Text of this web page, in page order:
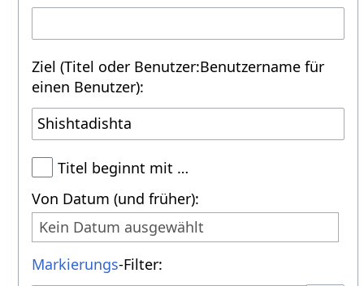
Ziel (Titel oder Benutzer:Benutzername für
einen Benutzer):
Titel beginnt mit …
Von Datum (und früher):
Kein Datum ausgewählt
Markierungs-Filter: